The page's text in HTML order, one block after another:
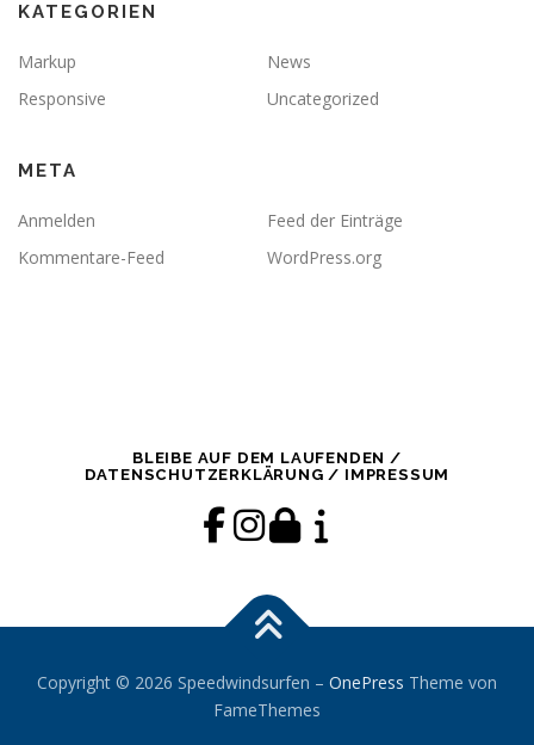
KATEGORIEN
Markup
News
Responsive
Uncategorized
META
Anmelden
Feed der Einträge
Kommentare-Feed
WordPress.org
BLEIBE AUF DEM LAUFENDEN /
DATENSCHUTZERKLÄRUNG / IMPRESSUM
Copyright © 2026 Speedwindsurfen – OnePress Theme von
FameThemes